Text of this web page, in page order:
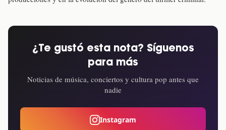
¿Te gustó esta nota? Síguenos
para más
Noticias de música, conciertos y cultura pop antes que
nadie
Instagram